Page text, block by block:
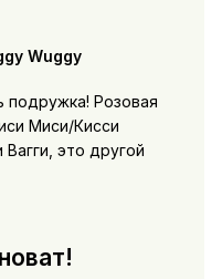
Wuggy
подружка! Розовая
Миси/Кисси
это другой